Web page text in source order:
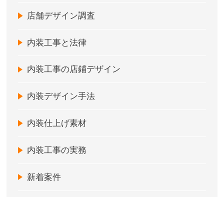
店舗デザイン調査
内装工事と法律
内装工事の店鋪デザイン
内装デザイン手法
内装仕上げ素材
内装工事の実務
新着案件